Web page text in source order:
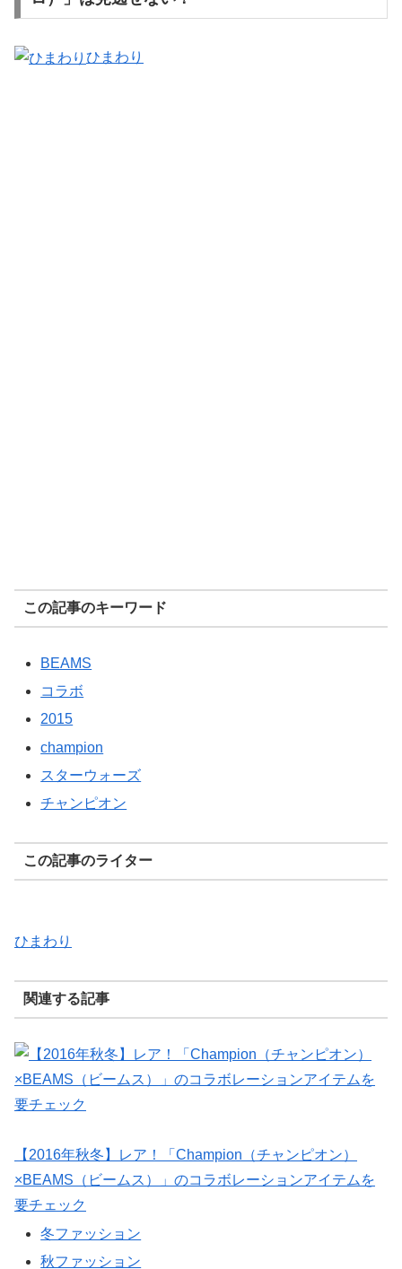
ひまわり
この記事のキーワード
BEAMS
コラボ
2015
champion
スターウォーズ
チャンピオン
この記事のライター
ひまわり
関連する記事
【2016年秋冬】レア！「Champion（チャンピオン）
×BEAMS（ビームス）」のコラボレーションアイテムを
要チェック
冬ファッション
秋ファッション